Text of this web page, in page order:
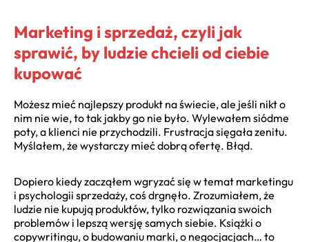
Marketing i sprzedaż, czyli jak
sprawić, by ludzie chcieli od ciebie
kupować
Możesz mieć najlepszy produkt na świecie, ale jeśli nikt o
nim nie wie, to tak jakby go nie było. Wylewałem siódme
poty, a klienci nie przychodzili. Frustracja sięgała zenitu.
Myślałem, że wystarczy mieć dobrą ofertę. Błąd.
Dopiero kiedy zacząłem wgryzać się w temat marketingu
i psychologii sprzedaży, coś drgnęło. Zrozumiałem, że
ludzie nie kupują produktów, tylko rozwiązania swoich
problemów i lepszą wersję samych siebie. Książki o
copywritingu, o budowaniu marki, o negocjacjach… to